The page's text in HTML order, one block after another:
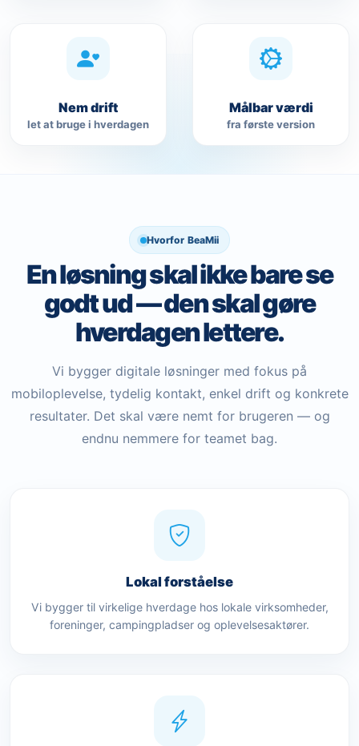
Nem drift
let at bruge i hverdagen
Målbar værdi
fra første version
Hvorfor BeaMii
En løsning skal ikke bare se
godt ud — den skal gøre
hverdagen lettere.
Vi bygger digitale løsninger med fokus på
mobiloplevelse, tydelig kontakt, enkel drift og konkrete
resultater. Det skal være nemt for brugeren — og
endnu nemmere for teamet bag.
Lokal forståelse
Vi bygger til virkelige hverdage hos lokale virksomheder,
foreninger, campingpladser og oplevelsesaktører.